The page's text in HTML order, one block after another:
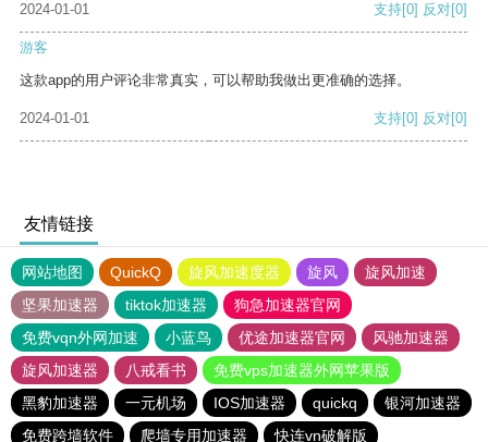
2024-01-01 支持[0] 反对[0]
游客
这款app的用户评论非常真实，可以帮助我做出更准确的选择。
2024-01-01 支持[0] 反对[0]
友情链接
网站地图 QuickQ 旋风加速度器 旋风
旋风加速
坚果加速器
tiktok加速器
狗急加速器官网
免费vqn外网加速
小蓝鸟 优途加速器官网
风驰加速器
旋风加速器
八戒看书
免费vps加速器外网苹果版
黑豹加速器
一元机场 IOS加速器 quickq
银河加速器
免费跨墙软件
爬墙专用加速器 快连vn破解版